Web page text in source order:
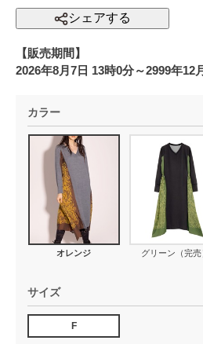
シェアする
【販売期間】
2026年8月7日 13時0分～2999年12
カラー
オレンジ グリーン（完売
サイズ
F